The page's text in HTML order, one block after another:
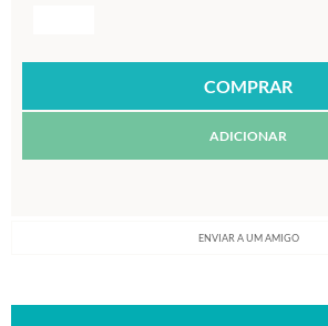
ADICIONAR
ENVIAR A UM AMIGO